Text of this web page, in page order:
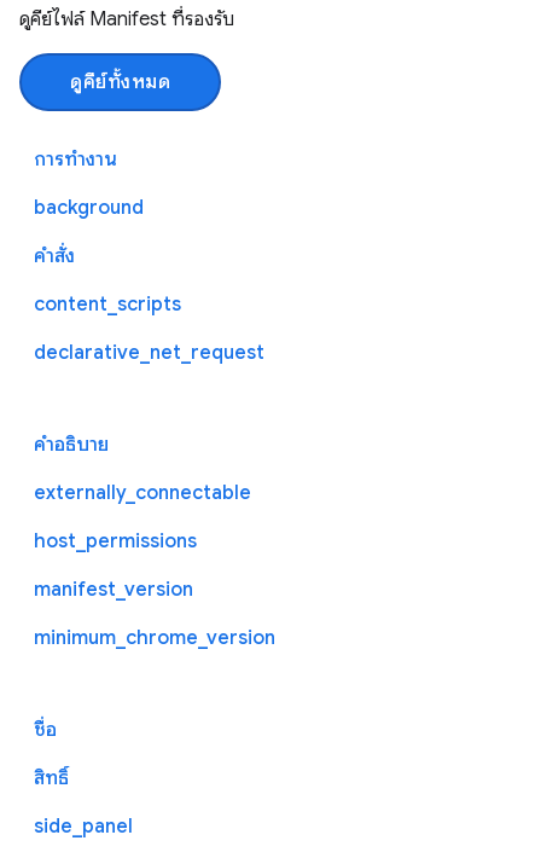
ดูคีย์ไฟล์ Manifest ที่รองรับ
ดูคีย์ทั้งหมด
การทำงาน
background
คําสั่ง
content_scripts
declarative_net_request
คำอธิบาย
externally_connectable
host_permissions
manifest_version
minimum_chrome_version
ชื่อ
สิทธิ์
side_panel